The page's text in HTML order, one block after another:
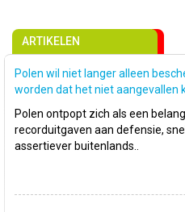
ARTIKELEN
Polen wil niet langer alleen
worden dat het niet aangevallen
Polen ontpopt zich als een
recorduitgaven aan defensie,
assertiever buitenlands..